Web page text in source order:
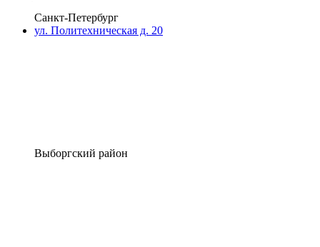
Санкт-Петербург
ул. Политехническая д. 20
Выборгский район